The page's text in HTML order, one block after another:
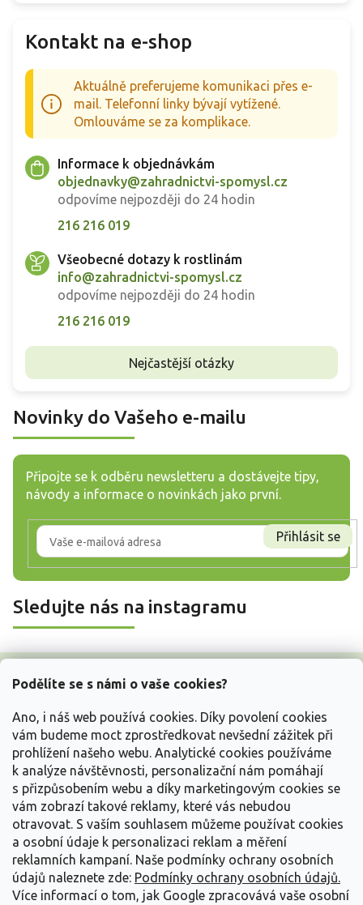
Podělíte se s námi o vaše cookies?
Ano, i náš web používá cookies. Díky povolení cookies
vám budeme moct zprostředkovat nevšední zážitek při
prohlížení našeho webu. Analytické cookies používáme
k analýze návštěvnosti, personalizační nám pomáhají
s přizpůsobením webu a díky marketingovým cookies se
vám zobrazí takové reklamy, které vás nebudou
otravovat. S vaším souhlasem můžeme používat cookies
a osobní údaje k personalizaci reklam a měření
reklamních kampaní. Naše podmínky ochrany osobních
údajů naleznete zde: Podmínky ochrany osobních údajů.
Více informací o tom, jak Google zpracovává vaše osobní
Kontakt na e-shop
Aktuálně preferujeme komunikaci přes e-
mail. Telefonní linky bývají vytížené.
Omlouváme se za komplikace.
Informace k objednávkám
objednavky@zahradnictvi-spomysl.cz
odpovíme nejpozději do 24 hodin
216 216 019
Všeobecné dotazy k rostlinám
info@zahradnictvi-spomysl.cz
odpovíme nejpozději do 24 hodin
216 216 019
Nejčastější otázky
Novinky do Vašeho e-mailu
Připojte se k odběru newsletteru a dostávejte tipy,
návody a informace o novinkách jako první.
Přihlásit se
Sledujte nás na instagramu
Z
Vše o nákupu
Informace pro Vás
Kontakujte nás